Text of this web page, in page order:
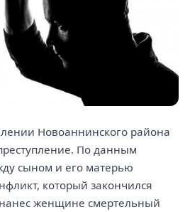
Новоаннинского района
По данным
сыном и его матерью
который закончился
женщине смертельный